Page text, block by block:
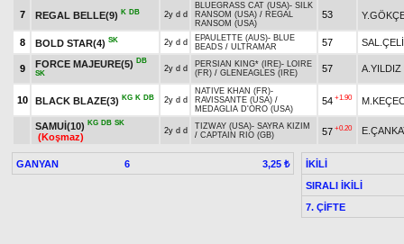
7 REGAL BELLE(9) K DB 2y d d
BLUEGRASS CAT (USA)- SILK
RANSOM (USA) / REGAL
RANSOM (USA)
53
8 BOLD STAR(4) SK 2y d d EPAULETTE (AUS)- BLUE
BEADS / ULTRAMAR 57
9 FORCE MAJEURE(5) DB
SK
2y d d PERSIAN KING* (IRE)- LOIRE
(FR) / GLENEAGLES (IRE) 57 A.YILDIZ
10 BLACK BLAZE(3) KG K DB 2y d d
NATIVE KHAN (FR)-
RAVISSANTE (USA) /
MEDAGLIA D'ORO (USA)
54 +1.90
SAMUİ(10) KG DB SK
(Koşmaz)
2y d d TIZWAY (USA)- SAYRA KIZIM
/ CAPTAIN RIO (GB) 57 +0.20
GANYAN 6 3,25 ₺
İKİLİ
SIRALI İKİLİ
7. ÇİFTE